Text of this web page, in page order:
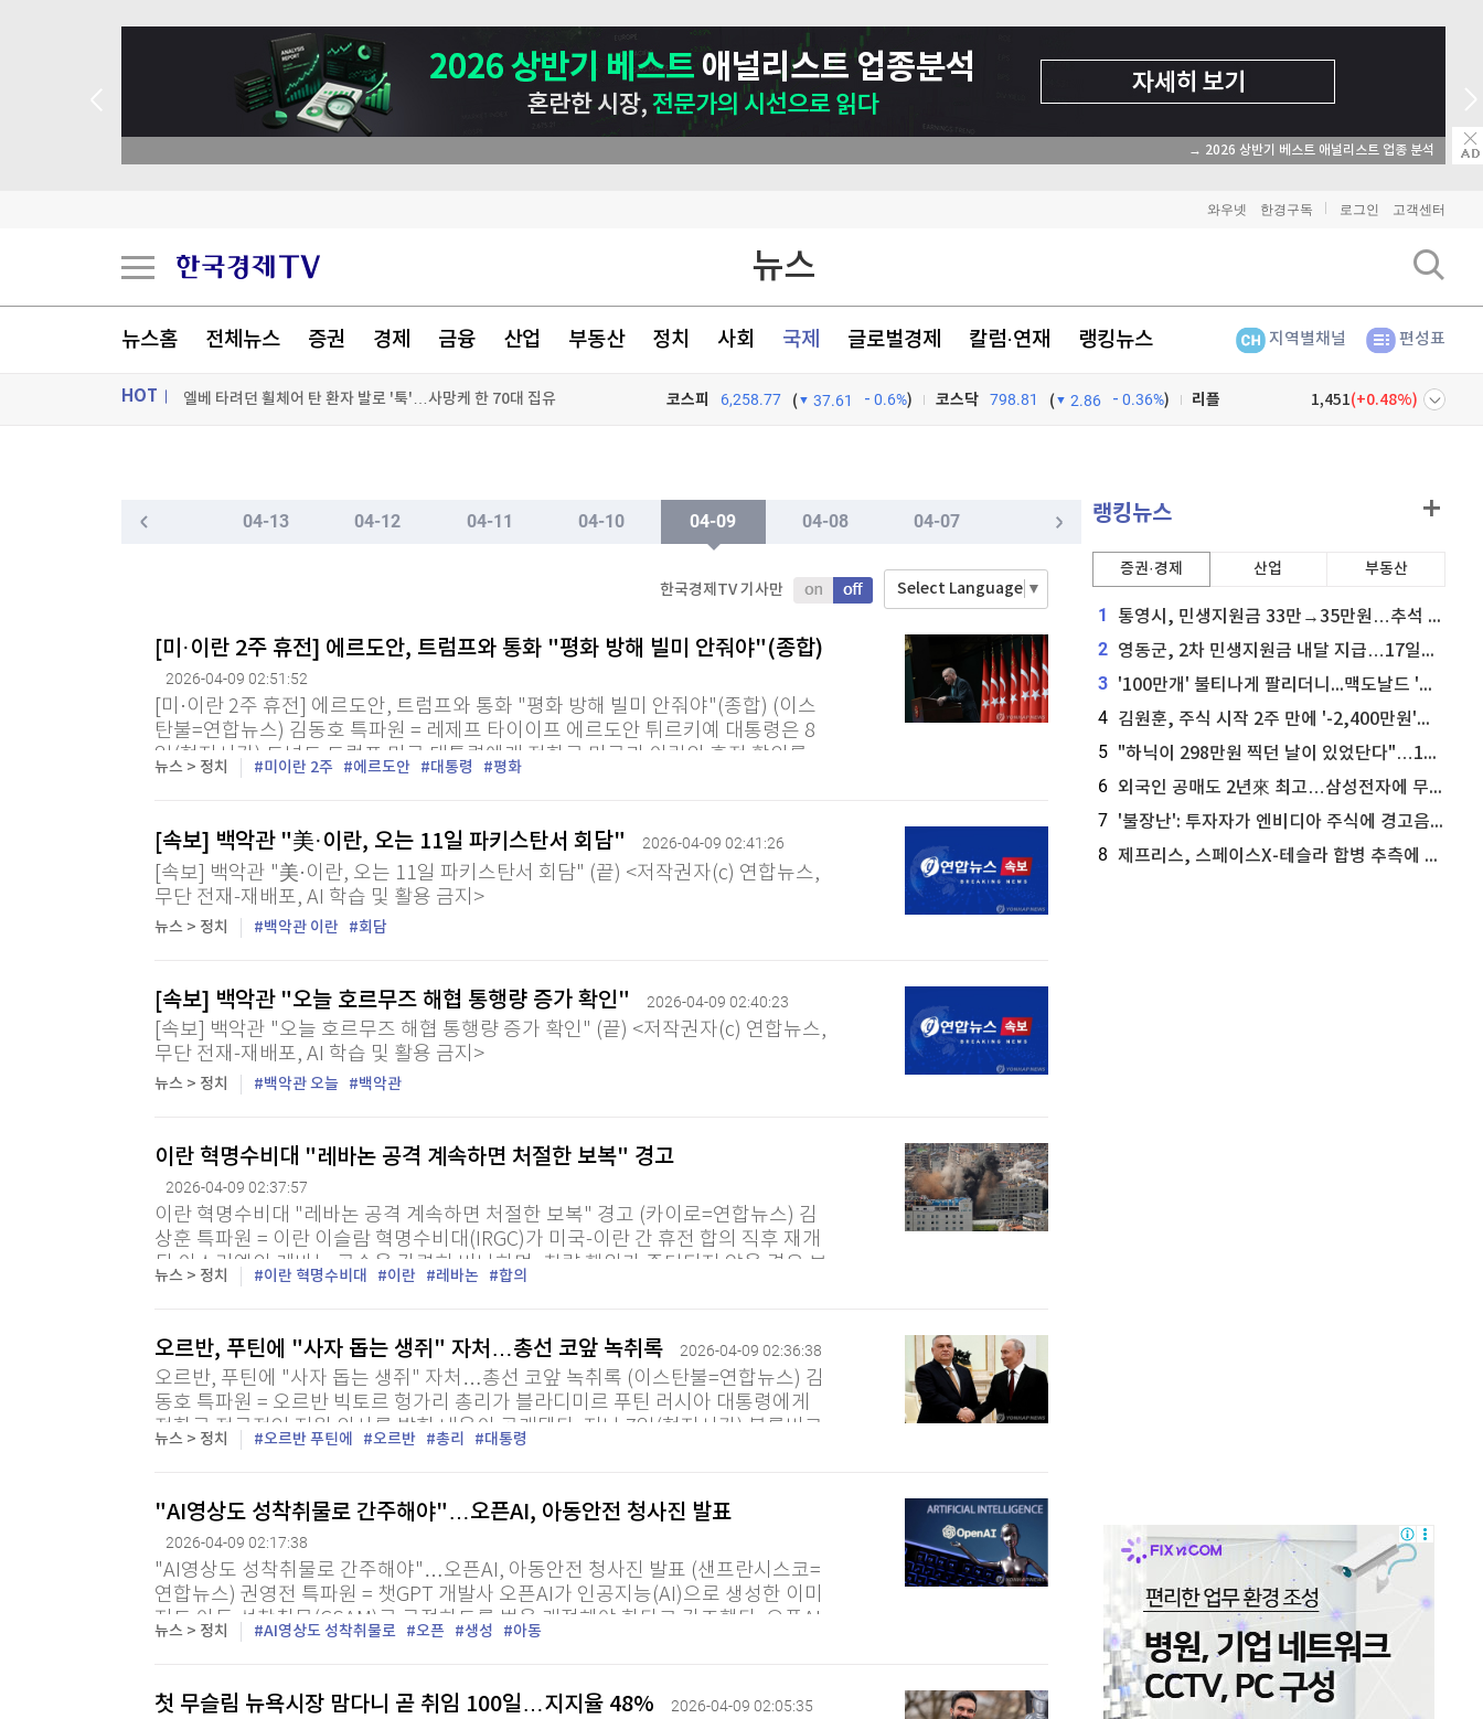
종목 무료 정밀 진단
와우넷 한경구독 로그인 고객센터
뉴스
뉴스홈 전체뉴스 증권 경제 금융 산업 부동산 정치 사회 국제 글로벌경제 칼럼·연재 랭킹뉴스 지역별채널 편성표
HOT
우파 인플루언서 허위주장에 해임된 美 검사, 법무부 상대 소송
엘베 타려던 휠체어 탄 환자 발로 '툭'…사망케 한 70대 집유
"美 정보기관, 독일 공항 폭발드론 러시아 소유 가능성 제기"
"나야, '흑백요리사' 시즌3"
우파 인플루언서 허위주장에 해임된 美 검사, 법무부 상대 소송
코스피 6,258.77 ( 37.61 0.6%) 코스닥 798.81 ( 2.86 0.36%)
)
1,451 0.48%)
비트코인 캐시 304,100( 0.6%)
퀀텀
온로드 (ON ROAD) 인사이트
뉴스홈
글로벌경제
칼럼·연재
TV홈
경제
기업·CEO
전체 프로그램
무료방송
추천 상품
오늘의 특징주
마켓이슈
스페셜강의
투자/재테크
[할인50%] 한·미 투자 올인원 클래스
매매신호 (랭킹100)
해외증시
편성표
04-13 04-12 04-11 04-10 04-09 04-08 04-07
이전주
Select Language ▼
한국경제TV 기사만
[미·이란 2주 휴전] 에르도안, 트럼프와 통화 "평화 방해 빌미 안줘야"(종합)
2026-04-09 02:51:52
[미·이란 2주 휴전] 에르도안, 트럼프와 통화 "평화 방해 빌미 안줘야"(종합) (이스
탄불=연합뉴스) 김동호 특파원 = 레제프 타이이프 에르도안 튀르키예 대통령은 8
일(현지시간) 도널드 트럼프 미국 대통령에게 전화로 미국과 이란의 휴전 합의를
환영한다는 뜻을 밝혔다. 튀르키예 대통령실에 따르면 에르도안 대통령은...
뉴스 > 정치 미이란 2주 에르도안 대통령 평화
[속보] 백악관 "美·이란, 오는 11일 파키스탄서 회담" 2026-04-09 02:41:26
[속보] 백악관 "美·이란, 오는 11일 파키스탄서 회담" (끝) <저작권자(c) 연합뉴스,
무단 전재-재배포, AI 학습 및 활용 금지>
뉴스 > 정치 백악관 이란 회담
[속보] 백악관 "오늘 호르무즈 해협 통행량 증가 확인" 2026-04-09 02:40:23
[속보] 백악관 "오늘 호르무즈 해협 통행량 증가 확인" (끝) <저작권자(c) 연합뉴스,
무단 전재-재배포, AI 학습 및 활용 금지>
뉴스 > 정치 백악관 오늘 백악관
이란 혁명수비대 "레바논 공격 계속하면 처절한 보복" 경고
2026-04-09 02:37:57
이란 혁명수비대 "레바논 공격 계속하면 처절한 보복" 경고 (카이로=연합뉴스) 김
상훈 특파원 = 이란 이슬람 혁명수비대(IRGC)가 미국-이란 간 휴전 합의 직후 재개
된 이스라엘의 레바논 공습을 강력히 비난하며, 침략 행위가 중단되지 않을 경우 보
복하겠다고 경고했다. 혁명수비대는 8일(현지시간) 성명을 통해 "휴전...
뉴스 > 정치 이란 혁명수비대 이란 레바논 합의
오르반, 푸틴에 "사자 돕는 생쥐" 자처…총선 코앞 녹취록 2026-04-09 02:36:38
오르반, 푸틴에 "사자 돕는 생쥐" 자처…총선 코앞 녹취록 (이스탄불=연합뉴스) 김
동호 특파원 = 오르반 빅토르 헝가리 총리가 블라디미르 푸틴 러시아 대통령에게
전화로 적극적인 지원 의사를 밝힌 내용이 공개됐다. 지난 7일(현지시간) 블룸버그
통신이 입수해 보도한 헝가리 정부의 녹취록에 따르면 작년 10월 17일...
뉴스 > 정치 오르반 푸틴에 오르반 총리 대통령
"AI영상도 성착취물로 간주해야"…오픈AI, 아동안전 청사진 발표
2026-04-09 02:17:38
"AI영상도 성착취물로 간주해야"…오픈AI, 아동안전 청사진 발표 (샌프란시스코=
연합뉴스) 권영전 특파원 = 챗GPT 개발사 오픈AI가 인공지능(AI)으로 생성한 이미
지도 아동 성착취물(CSAM)로 규정하도록 법을 개정해야 한다고 강조했다. 오픈AI
는 8일(현지시간) 발표한 '생성 AI 시대의 아동 보호'라는 아동 안전...
뉴스 > 정치 AI영상도 성착취물로 오픈 생성 아동
첫 무슬림 뉴욕시장 맘다니 곧 취임 100일…지지율 48% 2026-04-09 02:05:35
랭킹뉴스
증권·경제 산업 부동산
1 통영시, 민생지원금 33만→35만원…추석 전 푼다
2 영동군, 2차 민생지원금 내달 지급…17일부터 신청 접수
3 '100만개' 불티나게 팔리더니...맥도날드 '충주찰옥수수버거' 돌연 판매 종료
4 김원훈, 주식 시작 2주 만에 '-2,400만원'…"차 한 대 값 날렸다"
5 "하닉이 298만원 찍던 날이 있었단다"…100만 클릭 '전래동화' 정체
6 외국인 공매도 2년來 최고…삼성전자에 무슨일이 [B급기자의 B급리포트]
7 '불장난': 투자자가 엔비디아 주식에 경고음 울려
8 제프리스, 스페이스X-테슬라 합병 추측에 대한 트래커 주식 가능성 분석